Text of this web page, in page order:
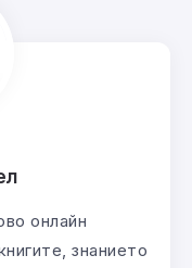
онлайн
знанието